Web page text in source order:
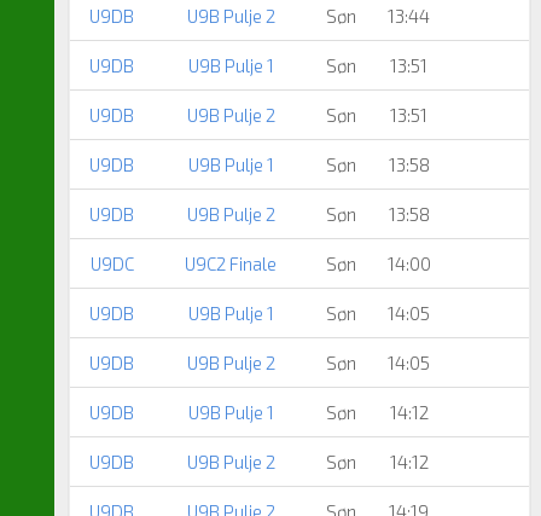
U9DB U9B Pulje 2 Søn 13:44
U9DB U9B Pulje 1 Søn 13:51
U9DB U9B Pulje 2 Søn 13:51
U9DB U9B Pulje 1 Søn 13:58
U9DB U9B Pulje 2 Søn 13:58
U9DC U9C2 Finale Søn 14:00
U9DB U9B Pulje 1 Søn 14:05
U9DB U9B Pulje 2 Søn 14:05
U9DB U9B Pulje 1 Søn 14:12
U9DB U9B Pulje 2 Søn 14:12
U9DB U9B Pulje 2 Søn 14:19